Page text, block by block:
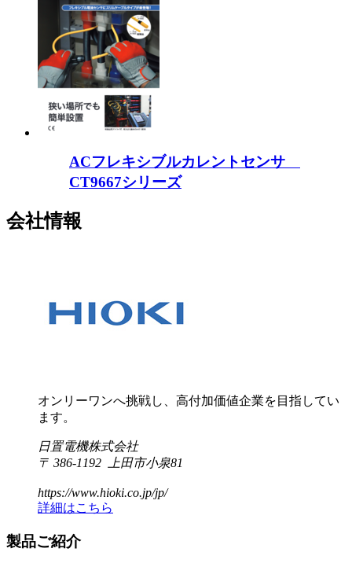
ACフレキシブルカレントセンサ
CT9667シリーズ
会社情報
オンリーワンへ挑戦し、高付加価値企業を目指してい
ます。
日置電機株式会社
〒 386-1192 上田市小泉81
https://www.hioki.co.jp/jp/
詳細はこちら
製品ご紹介